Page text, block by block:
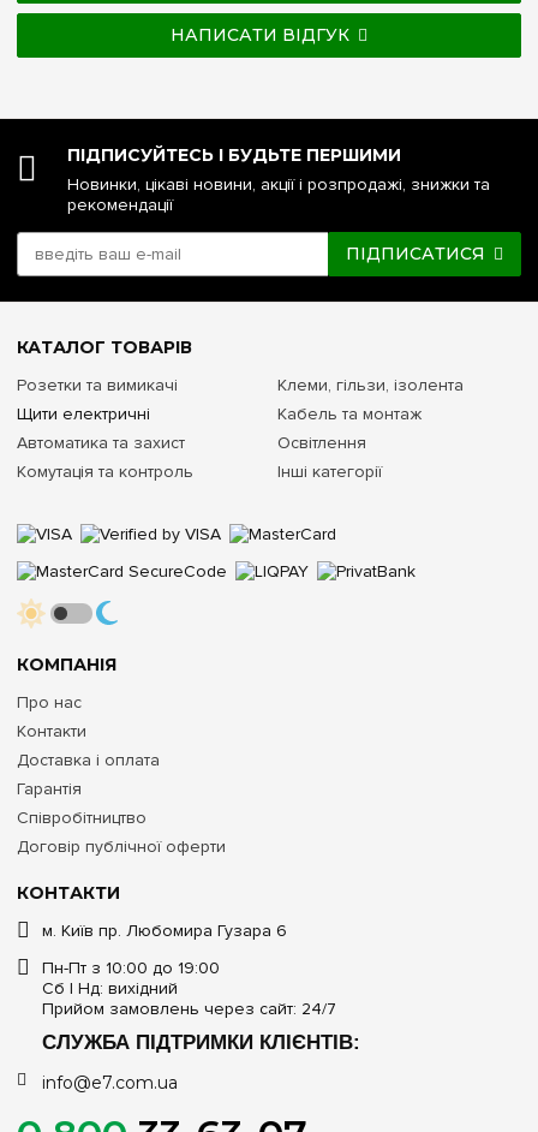
НАПИСАТИ ВІДГУК
ПІДПИСУЙТЕСЬ І БУДЬТЕ ПЕРШИМИ
Новинки, цікаві новини, акції і розпродажі, знижки та
рекомендації
ПІДПИСАТИСЯ
КОНТАКТИ
м. Київ пр. Любомира Гузара 6
Пн-Пт з 10:00 до 19:00
Сб | Нд: вихідний
Прийом замовлень через сайт: 24/7
СЛУЖБА ПІДТРИМКИ КЛІЄНТІВ:
info@e7.com.ua
КОМПАНІЯ
Про нас
Контакти
Доставка і оплата
Гарантія
Співробітництво
Договір публічної оферти
КАТАЛОГ ТОВАРІВ
Розетки та вимикачі
Щити електричні
Автоматика та захист
Комутація та контроль
Клеми, гільзи, ізолента
Кабель та монтаж
Освітлення
Інші категорії